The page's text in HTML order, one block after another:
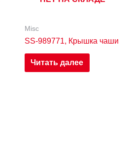
Misc
SS-989771, Крышка чаши
Читать далее